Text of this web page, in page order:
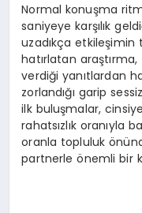
Normal konuşma
saniyeye karşılık
uzadıkça etkileşimin
hatırlatan araştırma,
verdiği yanıtlardan
zorlandığı garip
ilk buluşmalar,
rahatsızlık oranıyla
oranla topluluk
partnerle önemli bir